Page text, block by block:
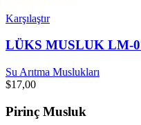
Karşılaştır
LÜKS MUSLUK LM-
Su Arıtma Muslukları
$17,00
Pirinç Musluk